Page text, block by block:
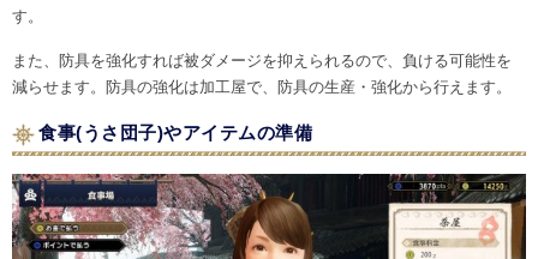
す。
また、防具を強化すれば被ダメージを抑えられるので、負ける可能性を
減らせます。防具の強化は加工屋で、防具の生産・強化から行えます。
食事(うさ団子)やアイテムの準備